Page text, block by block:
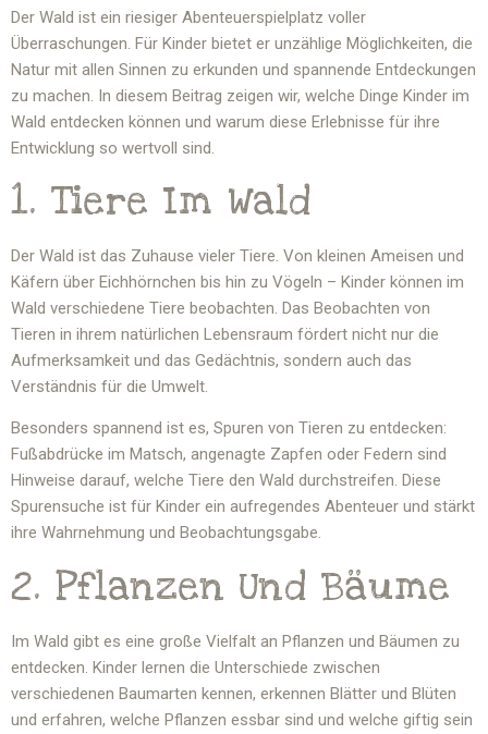
Der Wald ist ein riesiger Abenteuerspielplatz voller
Überraschungen. Für Kinder bietet er unzählige Möglichkeiten, die
Natur mit allen Sinnen zu erkunden und spannende Entdeckungen
zu machen. In diesem Beitrag zeigen wir, welche Dinge Kinder im
Wald entdecken können und warum diese Erlebnisse für ihre
Entwicklung so wertvoll sind.
1. Tiere Im Wald
Der Wald ist das Zuhause vieler Tiere. Von kleinen Ameisen und
Käfern über Eichhörnchen bis hin zu Vögeln – Kinder können im
Wald verschiedene Tiere beobachten. Das Beobachten von
Tieren in ihrem natürlichen Lebensraum fördert nicht nur die
Aufmerksamkeit und das Gedächtnis, sondern auch das
Verständnis für die Umwelt.
Besonders spannend ist es, Spuren von Tieren zu entdecken:
Fußabdrücke im Matsch, angenagte Zapfen oder Federn sind
Hinweise darauf, welche Tiere den Wald durchstreifen. Diese
Spurensuche ist für Kinder ein aufregendes Abenteuer und stärkt
ihre Wahrnehmung und Beobachtungsgabe.
2. Pflanzen Und Bäume
Im Wald gibt es eine große Vielfalt an Pflanzen und Bäumen zu
entdecken. Kinder lernen die Unterschiede zwischen
verschiedenen Baumarten kennen, erkennen Blätter und Blüten
und erfahren, welche Pflanzen essbar sind und welche giftig sein